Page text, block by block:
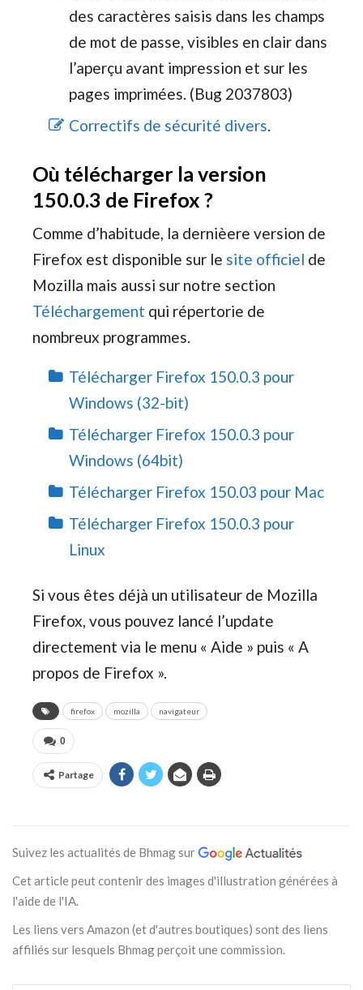
des caractères saisis dans les champs
de mot de passe, visibles en clair dans
l’aperçu avant impression et sur les
pages imprimées. (Bug 2037803)
Correctifs de sécurité divers.
Où télécharger la version
150.0.3 de Firefox ?
Comme d’habitude, la dernièere version de
Firefox est disponible sur le site officiel de
Mozilla mais aussi sur notre section
Téléchargement qui répertorie de
nombreux programmes.
Télécharger Firefox 150.0.3 pour
Windows (32-bit)
Télécharger Firefox 150.0.3 pour
Windows (64bit)
Télécharger Firefox 150.03 pour Mac
Télécharger Firefox 150.0.3 pour
Linux
Si vous êtes déjà un utilisateur de Mozilla
Firefox, vous pouvez lancé l’update
directement via le menu « Aide » puis « A
propos de Firefox ».
firefox mozilla navigateur
0
Partage
Suivez les actualités de Bhmag sur
Cet article peut contenir des images d'illustration générées à
l'aide de l'IA.
Les liens vers Amazon (et d'autres boutiques) sont des liens
affiliés sur lesquels Bhmag perçoit une commission.